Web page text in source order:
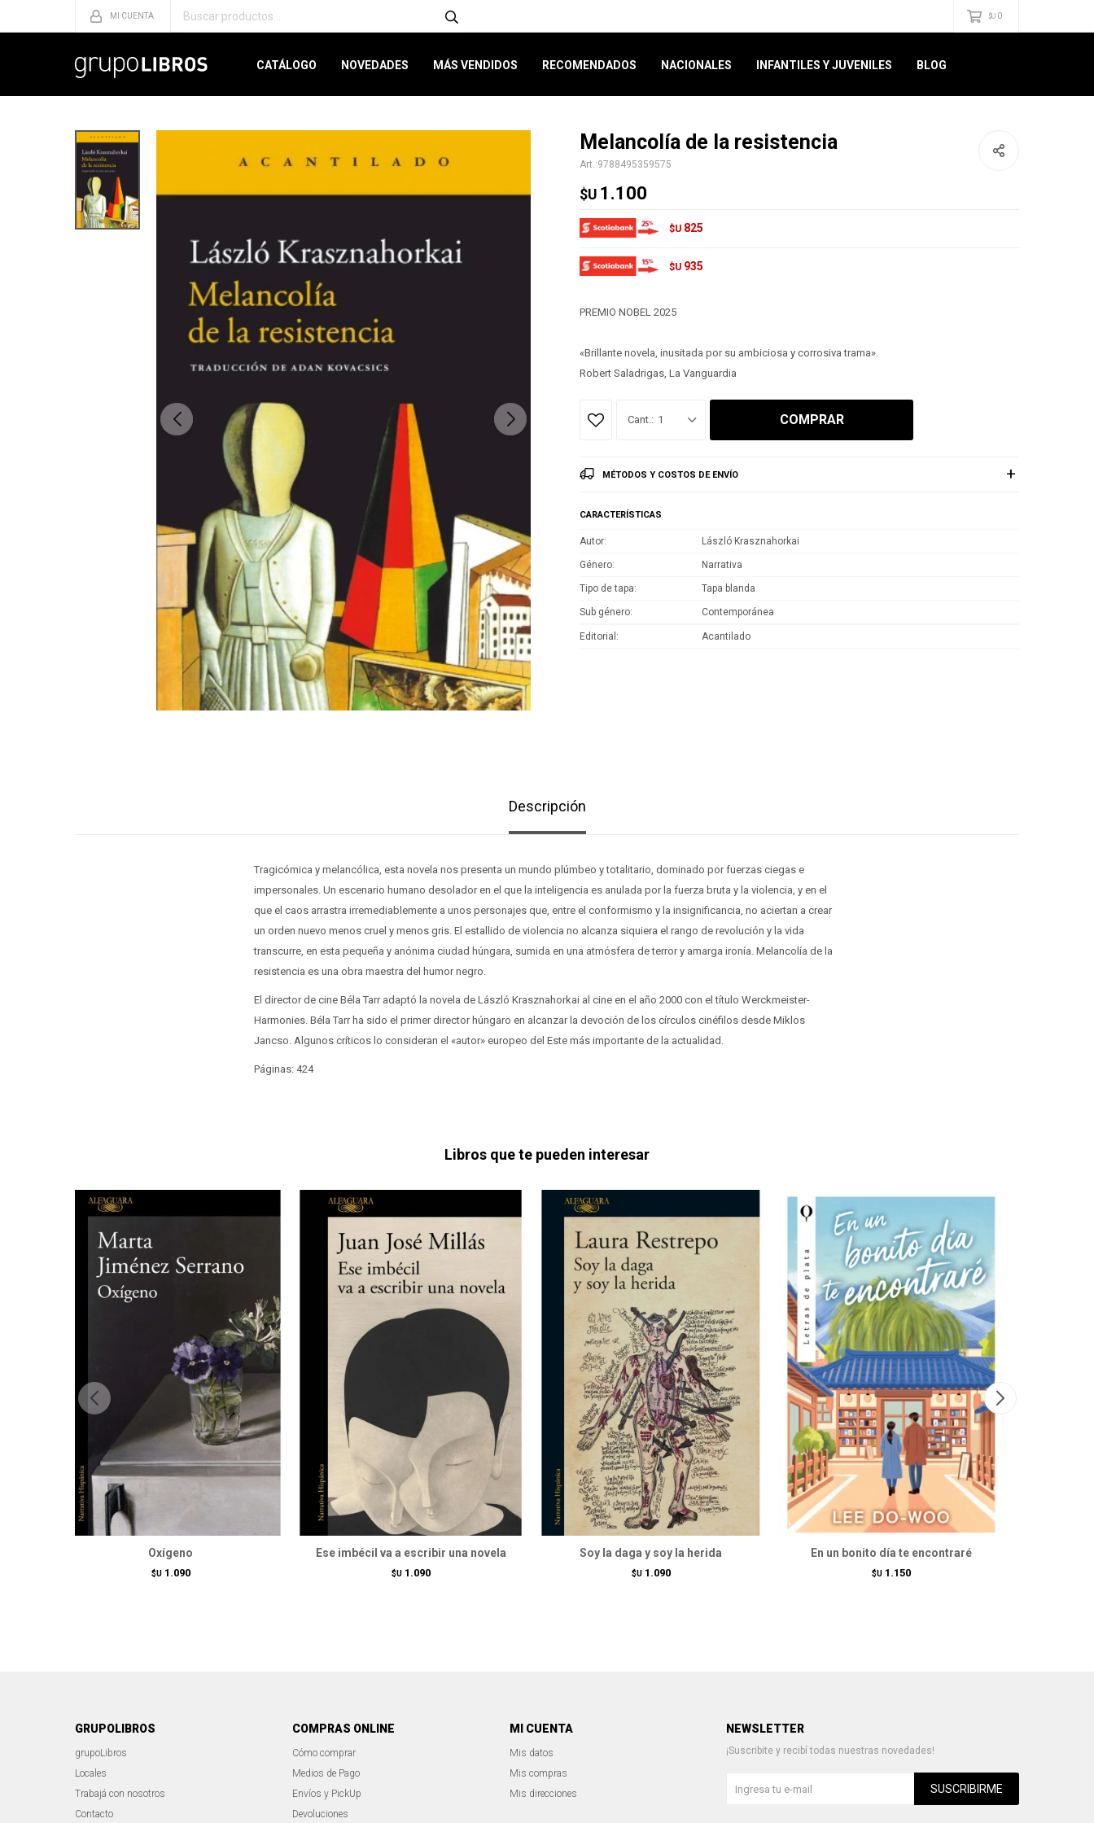
CATÁLOGO NOVEDADES MÁS VENDIDOS RECOMENDADOS NACIONALES INFANTILES Y JUVENILES BLOG
$U 0
Melancolía de la resistencia
9788495359575
$U 1.100
$U 825
$U 935
PREMIO NOBEL 2025
«Brillante novela, inusitada por su ambiciosa y corrosiva trama».
Robert Saladrigas, La Vanguardia
1 COMPRAR
MÉTODOS Y COSTOS DE ENVÍO
CARACTERÍSTICAS
Autor László Krasznahorkai
Género Narrativa
Tipo de tapa Tapa blanda
Sub género Contemporánea
Editorial Acantilado
Descripción
Tragicómica y melancólica, esta novela nos presenta un mundo plúmbeo y totalitario, dominado por fuerzas ciegas e
impersonales. Un escenario humano desolador en el que la inteligencia es anulada por la fuerza bruta y la violencia, y en el
que el caos arrastra irremediablemente a unos personajes que, entre el conformismo y la insignificancia, no aciertan a crear
un orden nuevo menos cruel y menos gris. El estallido de violencia no alcanza siquiera el rango de revolución y la vida
transcurre, en esta pequeña y anónima ciudad húngara, sumida en una atmósfera de terror y amarga ironía. Melancolía de la
resistencia es una obra maestra del humor negro.
El director de cine Béla Tarr adaptó la novela de László Krasznahorkai al cine en el año 2000 con el título Werckmeister-
Harmonies. Béla Tarr ha sido el primer director húngaro en alcanzar la devoción de los círculos cinéfilos desde Miklos
Jancso. Algunos críticos lo consideran el «autor» europeo del Este más importante de la actualidad.
Páginas: 424
Libros que te pueden interesar
Oxígeno
$U 1.090
Ese imbécil va a escribir una novela
$U 1.090
Soy la daga y soy la herida
$U 1.090
En un bonito día te encontraré
$U 1.150
GRUPOLIBROS
grupoLibros
Locales
Trabajá con nosotros
Contacto
COMPRAS ONLINE
Cómo comprar
Medios de Pago
Envíos y PickUp
Devoluciones
MI CUENTA
Mis datos
Mis compras
Mis direcciones
NEWSLETTER
¡Suscribite y recibí todas nuestras novedades!
SUSCRIBIRME